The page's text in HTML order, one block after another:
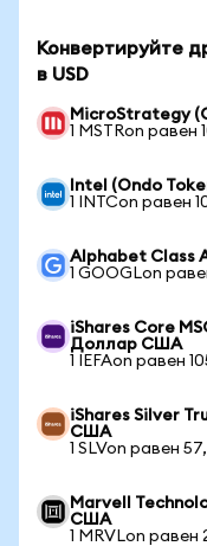
Конвертируйте
в USD
MicroStrategy
1 MSTRon равен
Intel (Ondo
1 INTCon равен
Alphabet Class
1 GOOGLon
iShares Core
Доллар США
1 IEFAon равен
iShares Silver
США
1 SLVon равен
Marvell
США
1 MRVLon равен